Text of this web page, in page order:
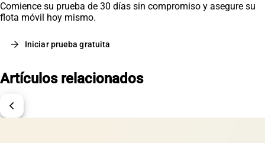
Comience su prueba de 30 días sin compromiso y asegure su
flota móvil hoy mismo.
arrow_forward Iniciar prueba gratuita
Artículos relacionados
chevron_left